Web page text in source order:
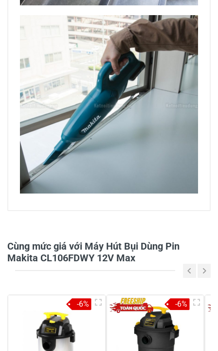
-
2
-
1
-
Cùng mức giá với Máy Hút Bụi Dùng Pin
Makita CL106FDWY 12V Max
-6% -6%